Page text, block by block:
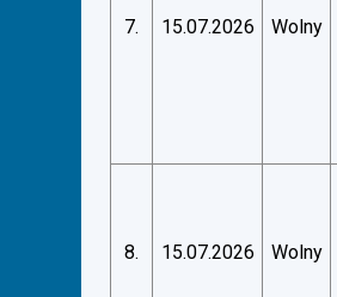
7. 15.07.2026 Wolny
8. 15.07.2026 Wolny